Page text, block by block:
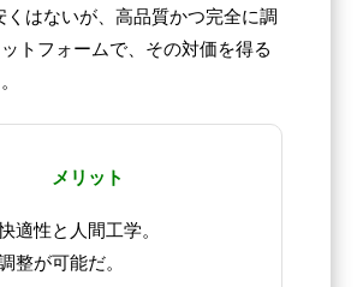
くはないが、高品質かつ完全に調
トフォームで、その対価を得る
メリット
適性と人間工学。
整が可能だ。